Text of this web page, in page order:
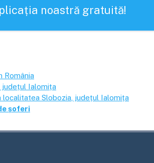
noastră gratuită!
România
județul Ialomița
localitatea Slobozia , județul Ialomița
șoferi